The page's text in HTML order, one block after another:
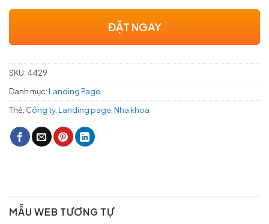
ĐẶT NGAY
SKU: 4429
Danh mục:Landing Page
Thẻ: Công ty, Landing page Nha khoa
MẪU WEB TƯƠNG TỰ